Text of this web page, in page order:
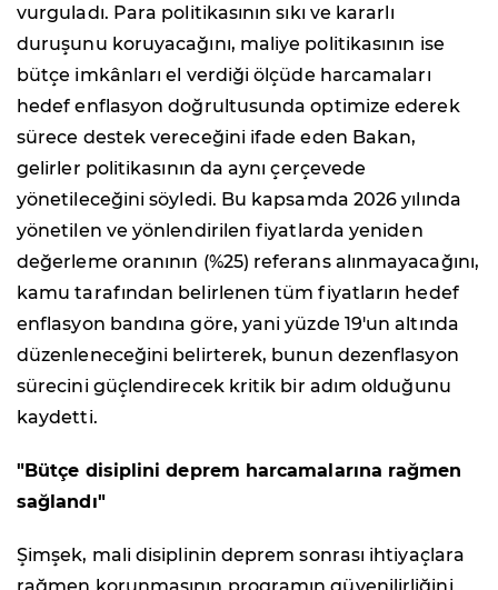
vurguladı. Para politikasının sıkı ve kararlı
duruşunu koruyacağını, maliye politikasının ise
bütçe imkânları el verdiği ölçüde harcamaları
hedef enflasyon doğrultusunda optimize ederek
sürece destek vereceğini ifade eden Bakan,
gelirler politikasının da aynı çerçevede
yönetileceğini söyledi. Bu kapsamda 2026 yılında
yönetilen ve yönlendirilen fiyatlarda yeniden
değerleme oranının (%25) referans alınmayacağını,
kamu tarafından belirlenen tüm fiyatların hedef
enflasyon bandına göre, yani yüzde 19'un altında
düzenleneceğini belirterek, bunun dezenflasyon
sürecini güçlendirecek kritik bir adım olduğunu
kaydetti.
"Bütçe disiplini deprem harcamalarına rağmen
sağlandı"
Şimşek, mali disiplinin deprem sonrası ihtiyaçlara
rağmen korunmasının programın güvenilirliğini